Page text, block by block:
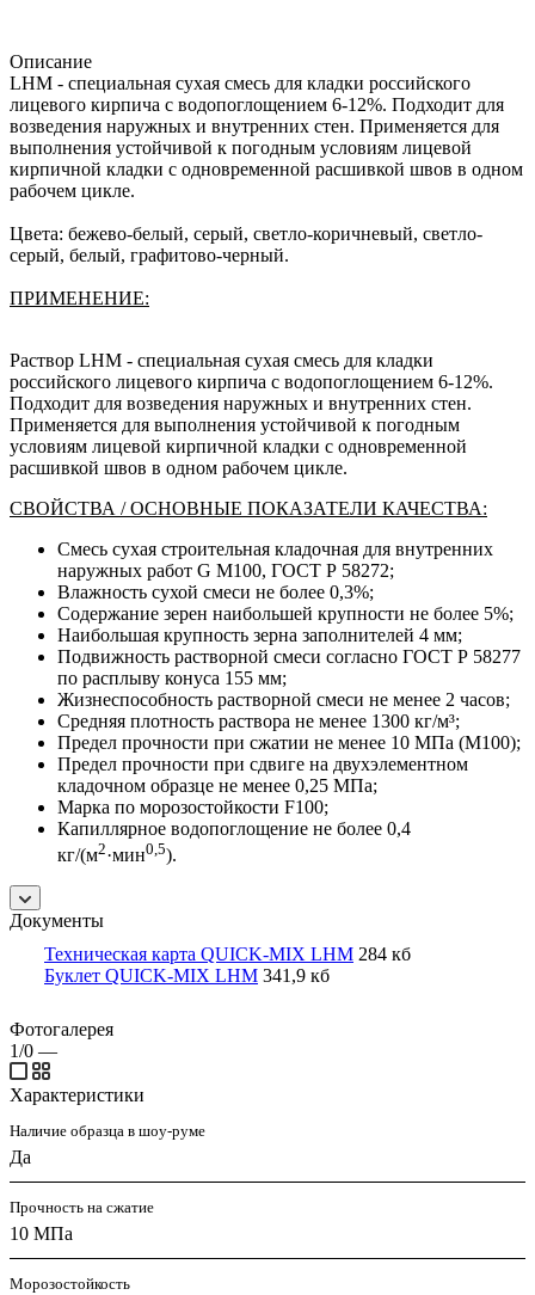
Описание
LHM - специальная сухая смесь для кладки российского
лицевого кирпича c водопоглощением 6-12%. Подходит для
возведения наружных и внутренних стен. Применяется для
выполнения устойчивой к погодным условиям лицевой
кирпичной кладки с одновременной расшивкой швов в одном
рабочем цикле.
Цвета: бежево-белый, серый, светло-коричневый, светло-
серый, белый, графитово-черный.
ПРИМЕНЕНИЕ:
Раствор LHM - специальная сухая смесь для кладки
российского лицевого кирпича c водопоглощением 6-12%.
Подходит для возведения наружных и внутренних стен.
Применяется для выполнения устойчивой к погодным
условиям лицевой кирпичной кладки с одновременной
расшивкой швов в одном рабочем цикле.
СВОЙСТВА / ОСНОВНЫЕ ПОКАЗАТЕЛИ КАЧЕСТВА:
Смесь сухая строительная кладочная для внутренних
наружных работ G М100, ГОСТ Р 58272;
Влажность сухой смеси не более 0,3%;
Содержание зерен наибольшей крупности не более 5%;
Наибольшая крупность зерна заполнителей 4 мм;
Подвижность растворной смеси согласно ГОСТ Р 58277
по расплыву конуса 155 мм;
Жизнеспособность растворной смеси не менее 2 часов;
Средняя плотность раствора не менее 1300 кг/м³;
Предел прочности при сжатии не менее 10 МПа (М100);
Предел прочности при сдвиге на двухэлементном
кладочном образце не менее 0,25 МПа;
Марка по морозостойкости F100;
Капиллярное водопоглощение не более 0,4
кг/(м2·мин0,5).
Документы
Техническая карта QUICK-MIX LHM 284 кб
Буклет QUICK-MIX LHM 341,9 кб
Фотогалерея
1/0 —
Характеристики
Наличие образца в шоу-руме
Да
Прочность на сжатие
10 МПа
Морозостойкость